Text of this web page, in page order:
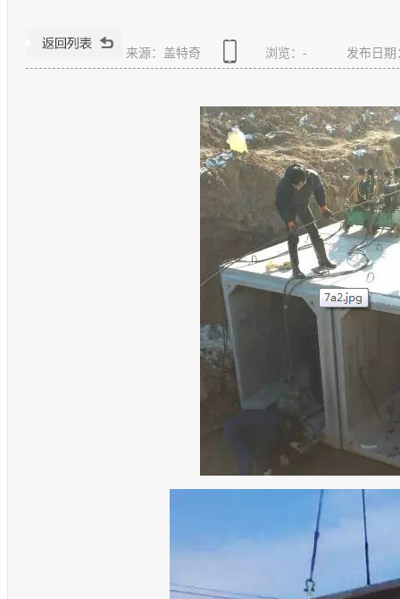
来源：盖特奇 浏览： - 发布日期